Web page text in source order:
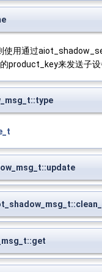
使用通过
product_key来发送子